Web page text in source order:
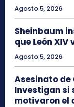
Agosto 5, 2026
Sheinbaum
que León
Agosto 5, 2026
Asesinato de
Investigan si
motivaron el